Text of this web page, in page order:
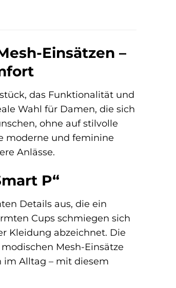
Einsätzen –
das Funktionalität und
Wahl für Damen, die sich
ohne auf stilvolle
moderne und feminine
Anlässe.
P“
Details aus, die ein
Cups schmiegen sich
Kleidung abzeichnet. Die
Mesh-Einsätze
im Alltag – mit diesem